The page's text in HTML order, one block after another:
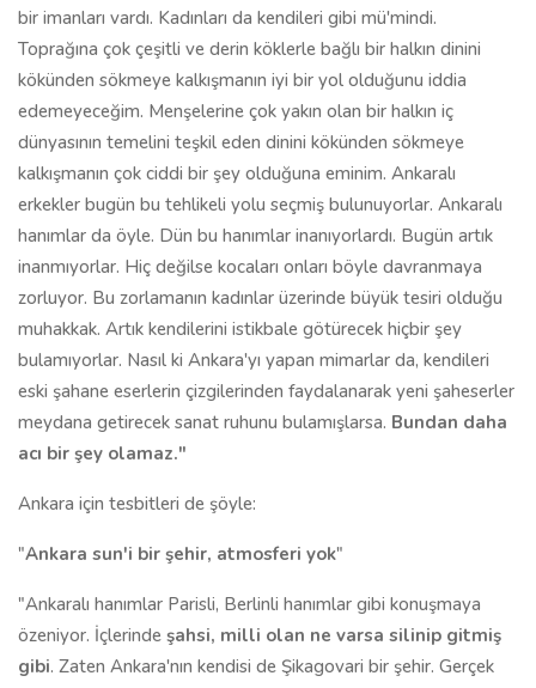
bir imanları vardı. Kadınları da kendileri gibi mü'mindi.
Toprağına çok çeşitli ve derin köklerle bağlı bir halkın dinini
kökünden sökmeye kalkışmanın iyi bir yol olduğunu iddia
edemeyeceğim. Menşelerine çok yakın olan bir halkın iç
dünyasının temelini teşkil eden dinini kökünden sökmeye
kalkışmanın çok ciddi bir şey olduğuna eminim. Ankaralı
erkekler bugün bu tehlikeli yolu seçmiş bulunuyorlar. Ankaralı
hanımlar da öyle. Dün bu hanımlar inanıyorlardı. Bugün artık
inanmıyorlar. Hiç değilse kocaları onları böyle davranmaya
zorluyor. Bu zorlamanın kadınlar üzerinde büyük tesiri olduğu
muhakkak. Artık kendilerini istikbale götürecek hiçbir şey
bulamıyorlar. Nasıl ki Ankara'yı yapan mimarlar da, kendileri
eski şahane eserlerin çizgilerinden faydalanarak yeni şaheserler
meydana getirecek sanat ruhunu bulamışlarsa. Bundan daha
acı bir şey olamaz."
Ankara için tesbitleri de şöyle:
"Ankara sun'i bir şehir, atmosferi yok"
"Ankaralı hanımlar Parisli, Berlinli hanımlar gibi konuşmaya
özeniyor. İçlerinde şahsi, milli olan ne varsa silinip gitmiş
gibi. Zaten Ankara'nın kendisi de Şikagovari bir şehir. Gerçek